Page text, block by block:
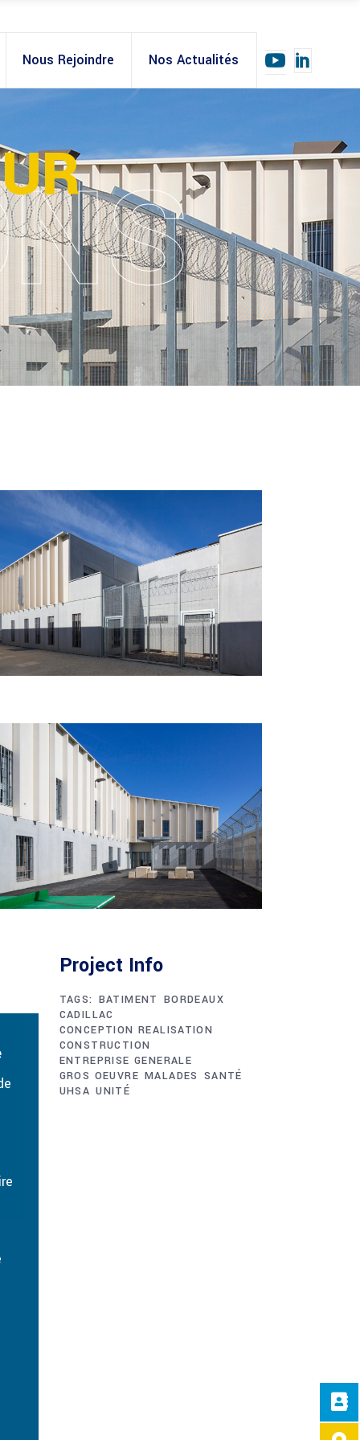
Nous Rejoindre Nos Actualités
Project Info
TAGS: BATIMENT BORDEAUX
CADILLAC
CONCEPTION REALISATION
CONSTRUCTION
ENTREPRISE GENERALE
GROS OEUVRE MALADES SANTÉ
UHSA UNITÉ